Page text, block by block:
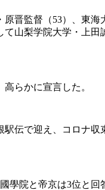
晋監督（53）、東海
山梨学院大学・上
らかに宣言した。
伝で迎え、コロナ収
院と帝京は3位と回